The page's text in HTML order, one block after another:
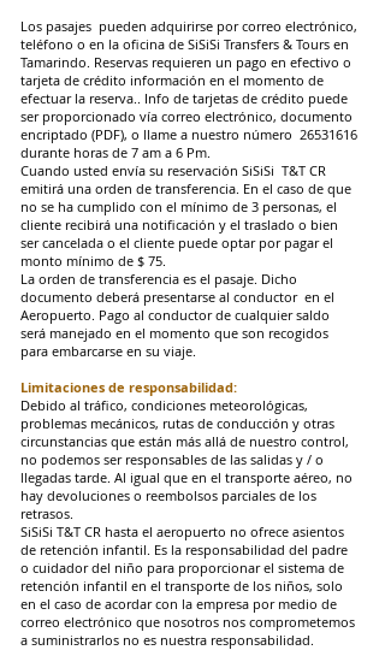
Los pasajes pueden adquirirse por correo electrónico,
teléfono o en la oficina de SiSiSi Transfers & Tours en
Tamarindo. Reservas requieren un pago en efectivo o
tarjeta de crédito información en el momento de
efectuar la reserva.. Info de tarjetas de crédito puede
ser proporcionado vía correo electrónico, documento
encriptado (PDF), o llame a nuestro número 26531616
durante horas de 7 am a 6 Pm.
Cuando usted envía su reservación SiSiSi T&T CR
emitirá una orden de transferencia. En el caso de que
no se ha cumplido con el mínimo de 3 personas, el
cliente recibirá una notificación y el traslado o bien
ser cancelada o el cliente puede optar por pagar el
monto mínimo de $ 75.
La orden de transferencia es el pasaje. Dicho
documento deberá presentarse al conductor en el
Aeropuerto. Pago al conductor de cualquier saldo
será manejado en el momento que son recogidos
para embarcarse en su viaje.
Limitaciones de responsabilidad:
Debido al tráfico, condiciones meteorológicas,
problemas mecánicos, rutas de conducción y otras
circunstancias que están más allá de nuestro control,
no podemos ser responsables de las salidas y / o
llegadas tarde. Al igual que en el transporte aéreo, no
hay devoluciones o reembolsos parciales de los
retrasos.
SiSiSi T&T CR hasta el aeropuerto no ofrece asientos
de retención infantil. Es la responsabilidad del padre
o cuidador del niño para proporcionar el sistema de
retención infantil en el transporte de los niños, solo
en el caso de acordar con la empresa por medio de
correo electrónico que nosotros nos comprometemos
a suministrarlos no es nuestra responsabilidad.